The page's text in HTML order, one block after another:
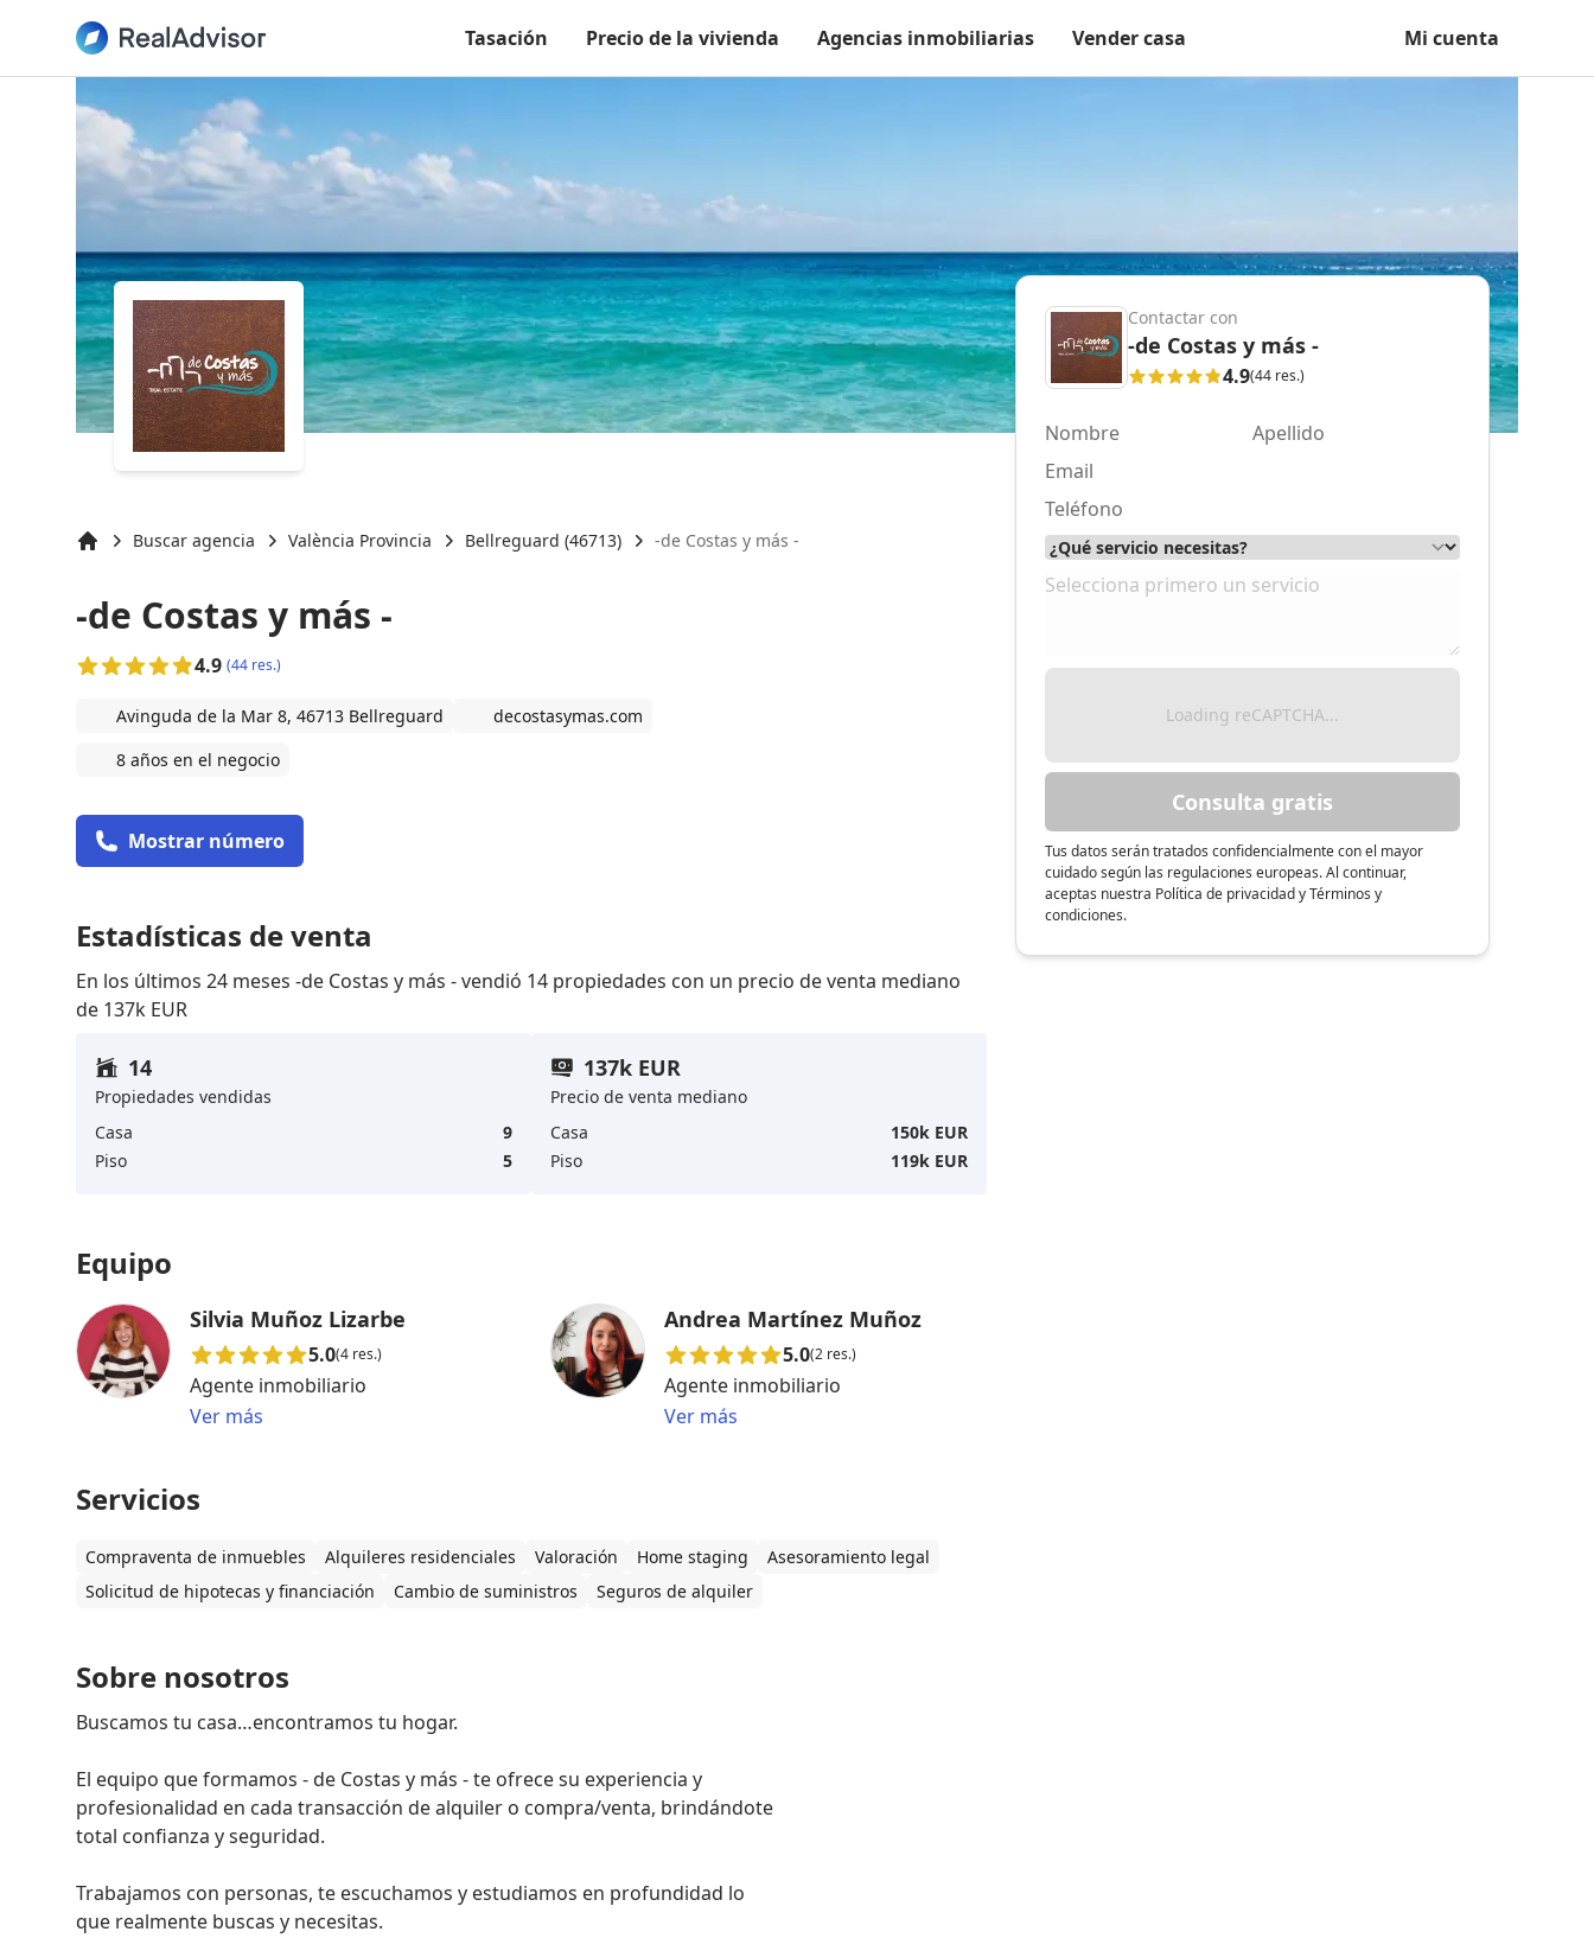
Tasación Precio de la vivienda Agencias inmobiliarias Vender casa Mi cuenta
Buscar agencia València Provincia Bellreguard (46713) -de Costas y más -
-de Costas y más -
4.9 (44 res.)
Avinguda de la Mar 8, 46713 Bellreguard
decostasymas.com
8 años en el negocio
Mostrar número
Estadísticas de venta
En los últimos 24 meses -de Costas y más - vendió 14 propiedades con un precio de venta mediano
de 137k EUR
14
Propiedades vendidas
Casa
9
Piso
5
137k EUR
Precio de venta mediano
Casa
150k EUR
Piso
119k EUR
Equipo
Silvia Muñoz Lizarbe
5.0(4 res.)
Agente inmobiliario
Ver más
Andrea Martínez Muñoz
5.0(2 res.)
Agente inmobiliario
Ver más
Servicios
Compraventa de inmuebles Alquileres residenciales Valoración Home staging
Asesoramiento legal
Solicitud de hipotecas y financiación
Cambio de suministros Seguros de alquiler
Sobre nosotros
Buscamos tu casa…encontramos tu hogar.
El equipo que formamos - de Costas y más - te ofrece su experiencia y
profesionalidad en cada transacción de alquiler o compra/venta, brindándote
total confianza y seguridad.
Trabajamos con personas, te escuchamos y estudiamos en profundidad lo
que realmente buscas y necesitas.
Contactar con
-de Costas y más -
4.9(44 res.)
Loading reCAPTCHA...
Consulta gratis
Tus datos serán tratados confidencialmente con el mayor
cuidado según las regulaciones europeas. Al continuar,
aceptas nuestra Política de privacidad y Términos y
condiciones.